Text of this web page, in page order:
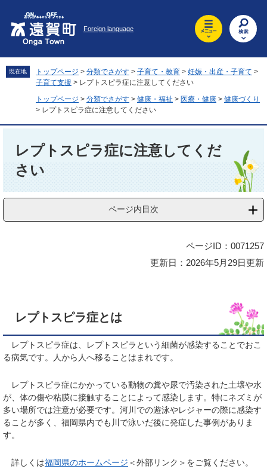
先
頭
を
飛
Foreign language
現在地 トップページ > 分類でさがす > 子育て・教育 > 妊娠・出産・子育て >
子育て支援 > レプトスピラ症に注意してください
トップページ > 分類でさがす > 健康・福祉 > 医療・健康 > 健康づくり
> レプトスピラ症に注意してください
レプトスピラ症に注意してくだ
さい
ページ内目次
ページID：0071257
更新日：2026年5月29日更新
レプトスピラ症とは
レプトスピラ症は、レプトスピラという細菌が感染することでおこ
る病気です。人から人へ移ることはまれです。
レプトスピラ症にかかっている動物の糞や尿で汚染された土壌や水
が、体の傷や粘膜に接触することによって感染します。特にネズミが
多い場所では注意が必要です。河川での遊泳やレジャーの際に感染す
ることが多く、福岡県内でも川で泳いだ後に発症した事例がありま
す。
詳しくは福岡県のホームページ ＜外部リンク＞ をご覧ください。